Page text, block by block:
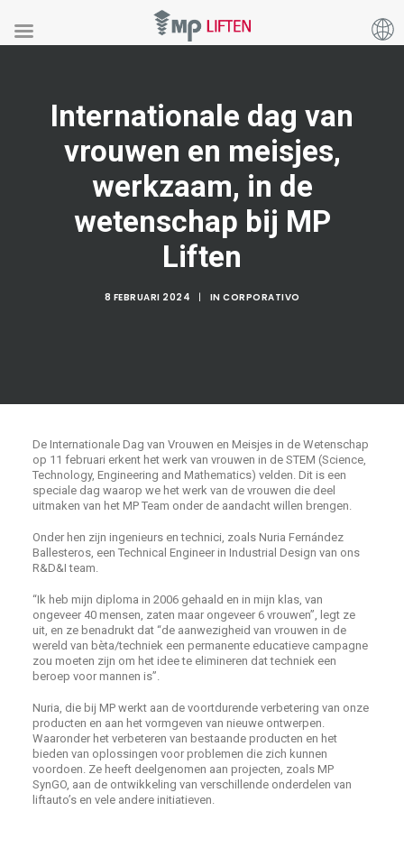
Internationale dag van
vrouwen en meisjes,
werkzaam, in de
wetenschap bij MP
Liften
8 FEBRUARI 2024 | IN CORPORATIVO
De Internationale Dag van Vrouwen en Meisjes in de Wetenschap
op 11 februari erkent het werk van vrouwen in de STEM (Science,
Technology, Engineering and Mathematics) velden. Dit is een
speciale dag waarop we het werk van de vrouwen die deel
uitmaken van het MP Team onder de aandacht willen brengen.
Onder hen zijn ingenieurs en technici, zoals Nuria Fernández
Ballesteros, een Technical Engineer in Industrial Design van ons
R&D&I team.
“Ik heb mijn diploma in 2006 gehaald en in mijn klas, van
ongeveer 40 mensen, zaten maar ongeveer 6 vrouwen”, legt ze
uit, en ze benadrukt dat “de aanwezigheid van vrouwen in de
wereld van bèta/techniek een permanente educatieve campagne
zou moeten zijn om het idee te elimineren dat techniek een
beroep voor mannen is”.
Nuria, die bij MP werkt aan de voortdurende verbetering van onze
producten en aan het vormgeven van nieuwe ontwerpen.
Waaronder het verbeteren van bestaande producten en het
bieden van oplossingen voor problemen die zich kunnen
voordoen. Ze heeft deelgenomen aan projecten, zoals MP
SynGO, aan de ontwikkeling van verschillende onderdelen van
liftauto’s en vele andere initiatieven.